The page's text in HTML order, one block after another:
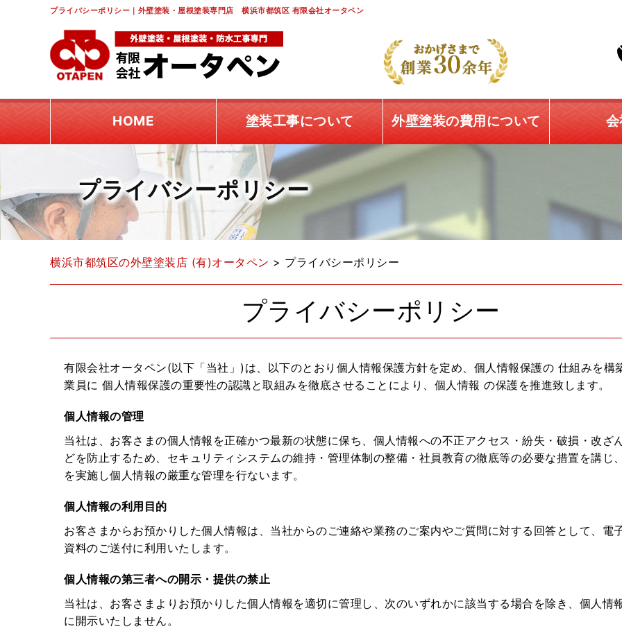
プライバシーポリシー｜外壁塗装・屋根塗装専門店 横浜市都筑区 有限会社オータペン
HOME 塗装工事について 外壁塗装の費用について
プライバシーポリシー
横浜市都筑区の外壁塗装店 (有)オータペン > プライバシーポリシー
プライバシーポリシー
有限会社オータペン(以下「当社」)は、以下のとおり個人情報保護方針を定め、個人情報保護の 仕組みを構
業員に 個人情報保護の重要性の認識と取組みを徹底させることにより、個人情報 の保護を推進致します。
個人情報の管理
当社は、お客さまの個人情報を正確かつ最新の状態に保ち、個人情報への不正アクセス・紛失・破損・改ざ
どを防止するため、セキュリティシステムの維持・管理体制の整備・社員教育の徹底等の必要な措置を講じ
を実施し個人情報の厳重な管理を行ないます。
個人情報の利用目的
お客さまからお預かりした個人情報は、当社からのご連絡や業務のご案内やご質問に対する回答として、電
資料のご送付に利用いたします。
個人情報の第三者への開示・提供の禁止
当社は、お客さまよりお預かりした個人情報を適切に管理し、次のいずれかに該当する場合を除き、個人情
に開示いたしません。